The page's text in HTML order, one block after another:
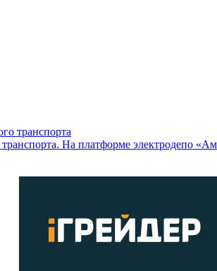
транспорта
На платформе электродепо